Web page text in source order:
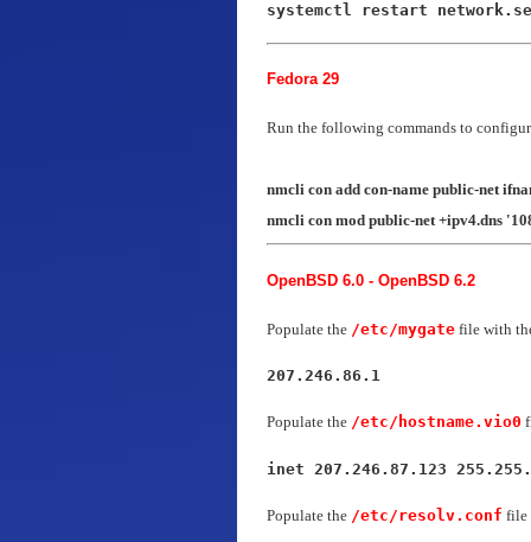
systemctl restart
Fedora 29
Run the following commands to
nmcli con add con-name public-net
nmcli con mod public-net +ipv4.dns
OpenBSD 6.0 - OpenBSD 6.2
Populate the /etc/mygate file with
207.246.86.1
Populate the /etc/hostname.vio0
inet 207.246.87.123
Populate the /etc/resolv.conf file